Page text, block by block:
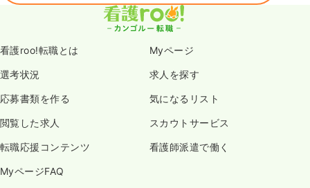
看護roo!転職とは Myページ
選考状況 求人を探す
応募書類を作る 気になるリスト
閲覧した求人 スカウトサービス
転職応援コンテンツ 看護師派遣で働く
MyページFAQ